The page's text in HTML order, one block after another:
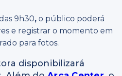
9h30, o público poderá
e registrar o momento em
para fotos.
disponibilizará